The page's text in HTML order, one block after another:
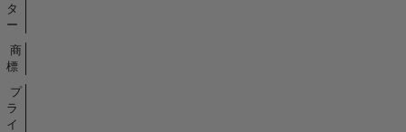
タ
ー
商
標
プ
ラ
イ